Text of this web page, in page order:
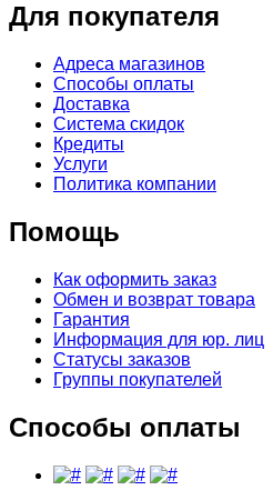
Для покупателя
Адреса магазинов
Способы оплаты
Доставка
Система скидок
Кредиты
Услуги
Политика компании
Помощь
Как оформить заказ
Обмен и возврат товара
Гарантия
Информация для юр. лиц
Статусы заказов
Группы покупателей
Способы оплаты